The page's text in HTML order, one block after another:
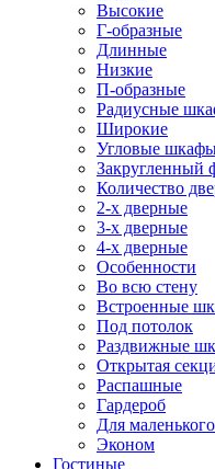
Высокие
Г-образные
Длинные
Низкие
П-образные
Радиусные
Широкие
Угловые
Закругленный
Количество
2-х дверные
3-х дверные
4-х дверные
Особенности
Во всю стену
Встроенные
Под потолок
Раздвижные
Открытая
Распашные
Гардероб
Для
Эконом
Гостиные